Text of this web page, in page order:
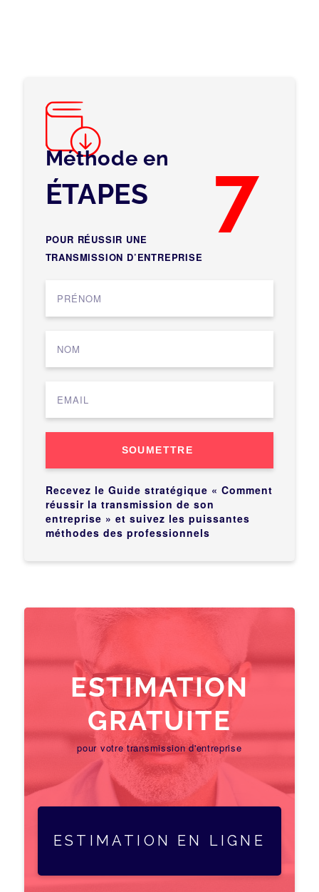
Méthode en 7
ÉTAPES
POUR RÉUSSIR UNE
TRANSMISSION D’ENTREPRISE
SOUMETTRE
Recevez le Guide stratégique « Comment
réussir la transmission de son
entreprise » et suivez les puissantes
méthodes des professionnels
ESTIMATION
GRATUITE
pour votre transmission d'entreprise
ESTIMATION EN LIGNE